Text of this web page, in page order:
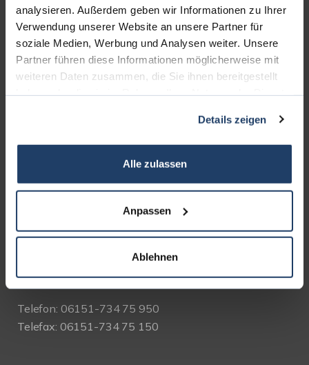
analysieren. Außerdem geben wir Informationen zu Ihrer
Verwendung unserer Website an unsere Partner für
soziale Medien, Werbung und Analysen weiter. Unsere
Partner führen diese Informationen möglicherweise mit
weiteren Daten zusammen, die Sie ihnen bereitgestellt
Details zeigen
Alle zulassen
Anpassen
Ablehnen
terrakon Immobilienberatung
Bad Nauheimer Straße 4
Bürozeiten:
Mo. - Fr. 9.00 - 18.00 Uhr
Sa. + So. nach Vereinbarung
Telefon: 06151-734 75 950
Telefax: 06151-734 75 150